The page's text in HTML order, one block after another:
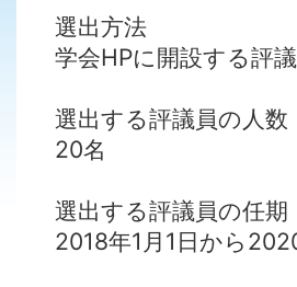
選出方法
学会HPに開設する評
選出する評議員の人数
20名
選出する評議員の任期
2018年1月1日から